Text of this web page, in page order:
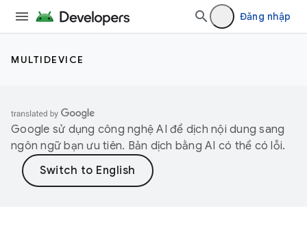
Đăng nhập
MULTIDEVICE
Google sử dụng công nghệ AI để dịch nội dung sang
ngôn ngữ bạn ưu tiên. Bản dịch bằng AI có thể có lỗi.